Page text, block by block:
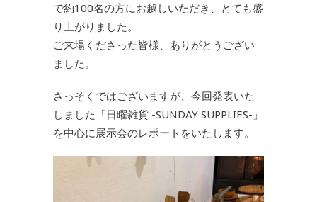
で約100名の方にお越しいただき、とても盛
り上がりました。
ご来場くださった皆様、ありがとうござい
ました。
さっそくではございますが、今回発表いた
しました「日曜雑貨 -SUNDAY SUPPLIES-」
を中心に展示会のレポートをいたします。